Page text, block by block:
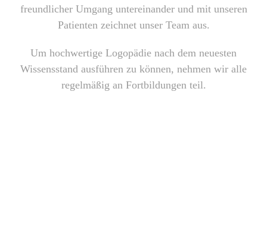
freundlicher Umgang untereinander und mit unseren
Patienten zeichnet unser Team aus.
Um hochwertige Logopädie nach dem neuesten
Wissensstand ausführen zu können, nehmen wir alle
regelmäßig an Fortbildungen teil.